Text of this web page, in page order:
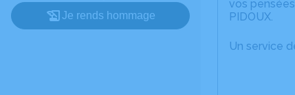
Je rends hommage
vos
PIDOUX.
Un service